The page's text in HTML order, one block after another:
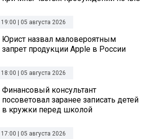
19:00 | 05 августа 2026
Юрист назвал маловероятным
запрет продукции Apple в России
18:00 | 05 августа 2026
Финансовый консультант
посоветовал заранее записать детей
в кружки перед школой
17:00 | 05 августа 2026